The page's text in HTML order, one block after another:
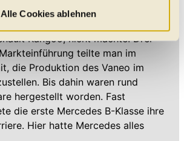
Sie zulassen möchten. Es werden nur
für die Sie uns Ihr Einverständnis
Sie, dass durch eine
nicht mehr alle
Website zur Verfügung stehen. Sie
jederzeit in unserer
anpassen.
Alle Cookies ablehnen
Vaneo zu komplex geraten, ein
Kangoo, nicht machte. Drei
teilte man im
die Produktion des Vaneo im
Bis dahin waren rund
hergestellt worden. Fast
die erste Mercedes B-Klasse ihre
Hier hatte Mercedes alles